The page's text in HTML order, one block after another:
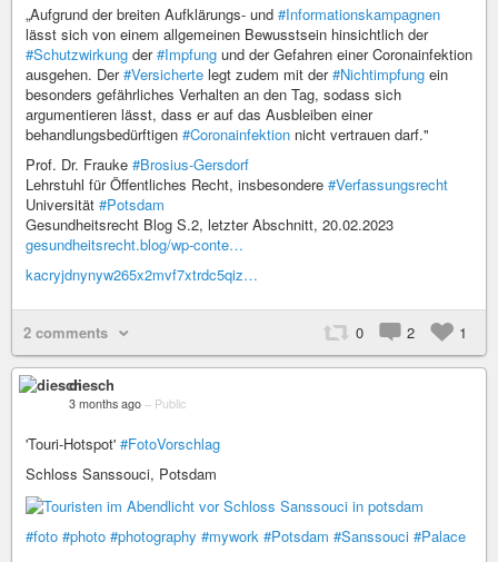
„Aufgrund der breiten Aufklärungs- und #Informationskampagnen
lässt sich von einem allgemeinen Bewusstsein hinsichtlich der
#Schutzwirkung der#Impfung und der Gefahren einer Coronainfektion
ausgehen. Der#Versicherte legt zudem mit der#Nichtimpfung ein
besonders gefährliches Verhalten an den Tag, sodass sich
argumentieren lässt, dass er auf das Ausbleiben einer
behandlungsbedürftigen #Coronainfektion nicht vertrauen darf."
Prof. Dr. Frauke #Brosius-Gersdorf
Lehrstuhl für Öffentliches Recht, insbesondere #Verfassungsrecht
Universität #Potsdam
Gesundheitsrecht Blog S.2, letzter Abschnitt, 20.02.2023
gesundheitsrecht.blog/wp-conte…
kacryjdnynyw265x2mvf7xtrdc5qiz…
2 comments 0 2 1
diesch
3 months ago – Public
'Touri-Hotspot' #FotoVorschlag
Schloss Sanssouci, Potsdam
#foto #photo #photography #mywork #Potsdam #Sanssouci #Palace